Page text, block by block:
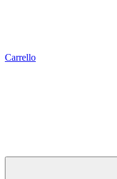
Carrello